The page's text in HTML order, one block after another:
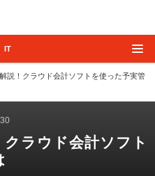
IT
説！クラウド会計ソフトを使った予実管
ラウド会計ソフト